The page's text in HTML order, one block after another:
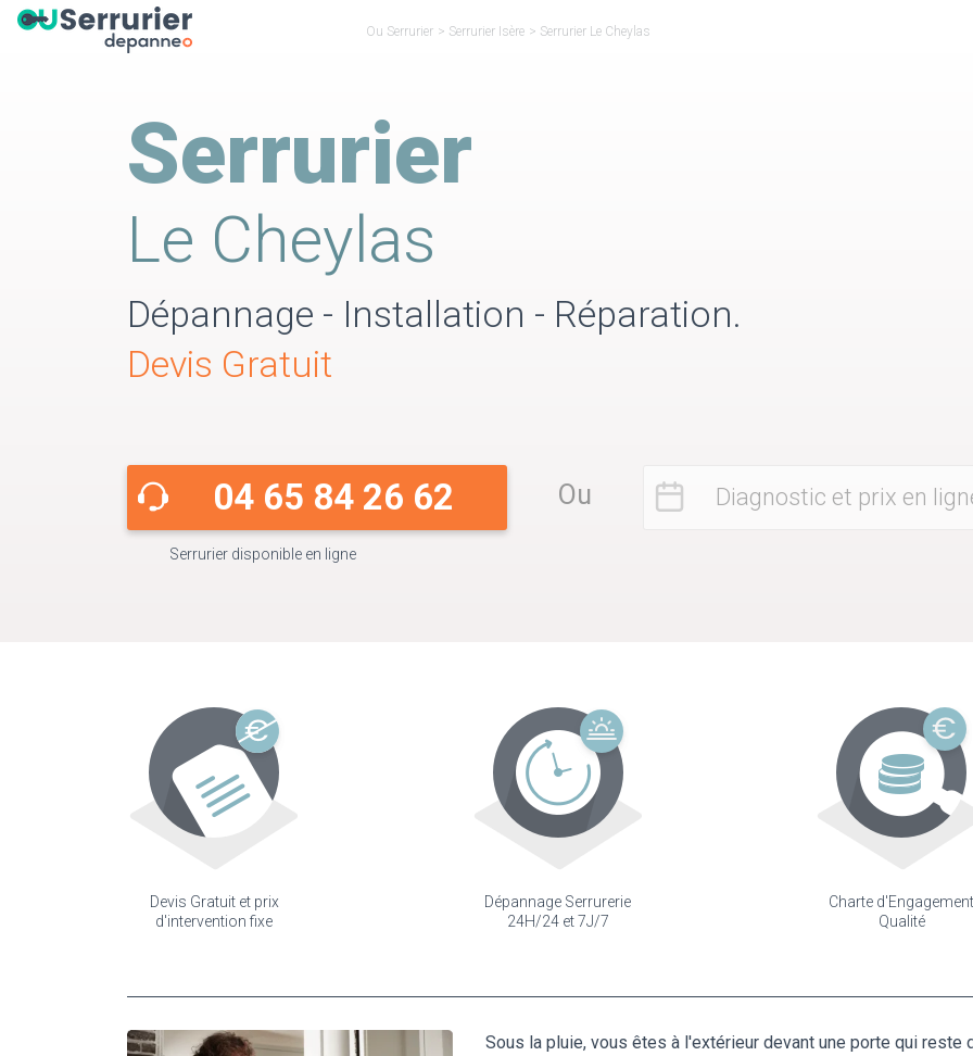
Ou Serrurier > Serrurier Isère > Serrurier Le Cheylas
Serrurier
Le Cheylas
Dépannage - Installation - Réparation.
Devis Gratuit
04 65 84 26 62
Serrurier disponible en ligne
Ou Diagnostic et prix en
Devis Gratuit et prix
d'intervention fixe
Dépannage Serrurerie
24H/24 et 7J/7
Charte d'Engagement
Qualité
Sous la pluie, vous êtes à l'extérieur devant une porte qui